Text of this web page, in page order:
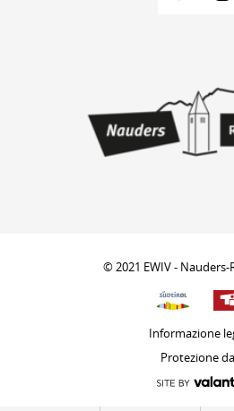
© 2021 EWIV - Nauders-
Informazione
Protezione